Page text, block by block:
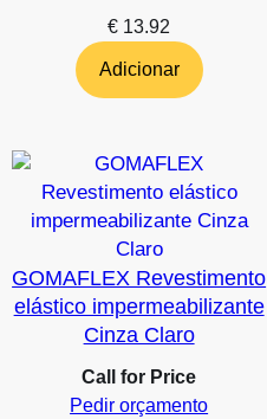
€ 13.92
Adicionar
GOMAFLEX Revestimento
elástico impermeabilizante
Cinza Claro
Call for Price
Pedir orçamento